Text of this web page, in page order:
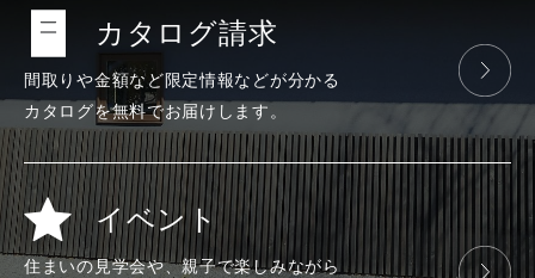
カタログ請求
間取りや金額など限定情報などが分かる
カタログを無料でお届けします。
イベント
住まいの見学会や、親子で楽しみながら